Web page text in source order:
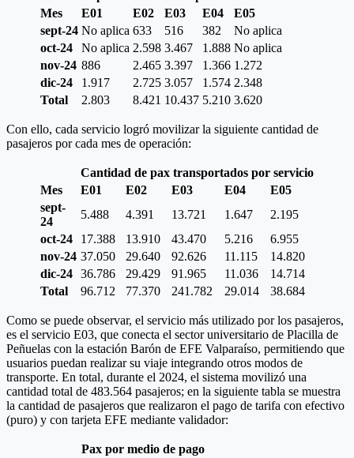
Mes
E01 E02 E03 E04
E05
sept-24 No aplica 633 516 382
No aplica
oct-24
No aplica 2.598 3.467 1.888 No aplica
nov-24 886 2.465 3.397 1.366 1.272
dic-24
1.917 2.725 3.057 1.574 2.348
Total
2.803 8.421 10.437 5.210 3.620
Con ello, cada servicio logró movilizar la siguiente cantidad de
pasajeros por cada mes de operación:
Cantidad de pax transportados por servicio
Mes
E01 E02 E03 E04
E05
sept-
24
5.488 4.391 13.721 1.647
2.195
oct-24
17.388 13.910 43.470 5.216
6.955
nov-24 37.050 29.640 92.626 11.115
14.820
dic-24 36.786 29.429 91.965 11.036
14.714
Total
96.712 77.370 241.782 29.014 38.684
Como se puede observar, el servicio más utilizado por los pasajeros,
es el servicio E03, que conecta el sector universitario de Placilla de
Peñuelas con la estación Barón de EFE Valparaíso, permitiendo que
usuarios puedan realizar su viaje integrando otros modos de
transporte. En total, durante el 2024, el sistema movilizó una
cantidad total de 483.564 pasajeros; en la siguiente tabla se muestra
la cantidad de pasajeros que realizaron el pago de tarifa con efectivo
(puro) y con tarjeta EFE mediante validador:
Pax por medio de pago